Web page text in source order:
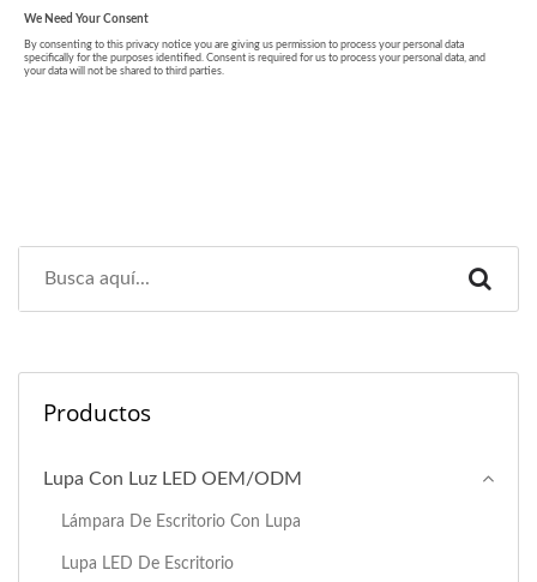
Productos
Lupa Con Luz LED OEM/ODM
Lámpara De Escritorio Con Lupa
Lupa LED De Escritorio